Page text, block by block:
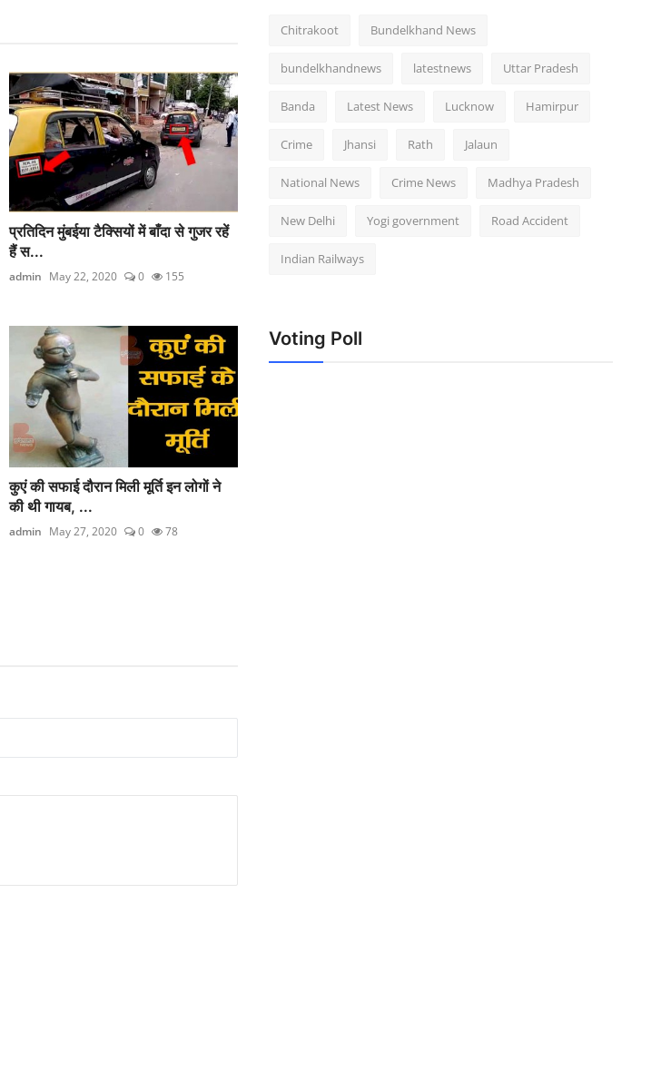
प्रतिदिन मुंबईया टैक्सियों में बाँदा से गुजर रहें
हैं स...
admin May 22, 2020 0 155
कुएं की सफाई दौरान मिली मूर्ति इन लोगों ने
की थी गायब, ...
admin May 27, 2020 0 78
Chitrakoot Bundelkhand News
bundelkhandnews latestnews Uttar Pradesh
Banda Latest News Lucknow Hamirpur
Crime Jhansi Rath Jalaun
National News Crime News Madhya Pradesh
New Delhi Yogi government Road Accident
Indian Railways
Voting Poll